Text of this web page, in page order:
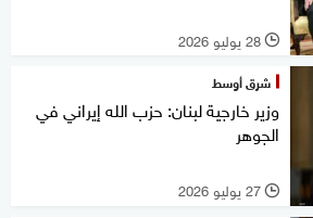
l 28 يوليو 2026
شرق أوسط
وزير خارجية لبنان: حزب الله إيراني في
الجوهر
l 27 يوليو 2026